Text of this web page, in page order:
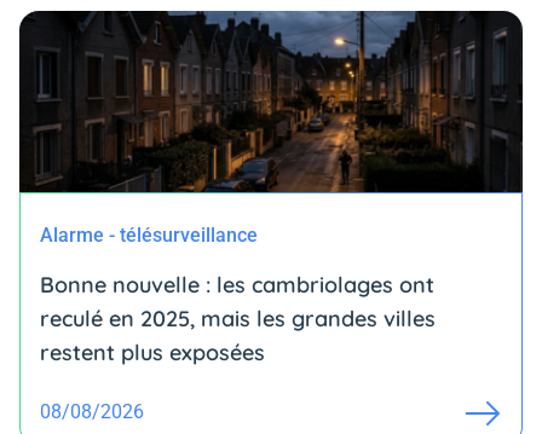
Alarme - télésurveillance
Bonne nouvelle : les cambriolages ont
reculé en 2025, mais les grandes villes
restent plus exposées
08/08/2026